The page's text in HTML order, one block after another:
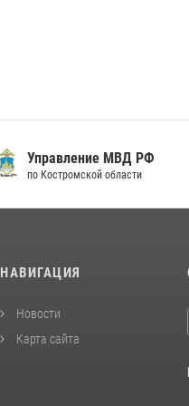
Управление МВД РФ
по Костромской области
НАВИГАЦИЯ
Новости
Карта сайта